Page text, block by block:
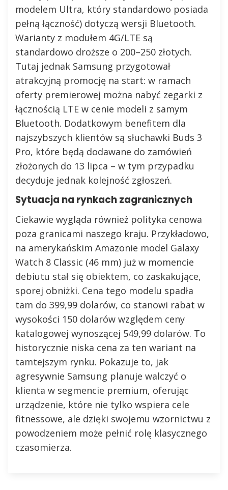
modelem Ultra, który standardowo posiada
pełną łączność) dotyczą wersji Bluetooth.
Warianty z modułem 4G/LTE są
standardowo droższe o 200–250 złotych.
Tutaj jednak Samsung przygotował
atrakcyjną promocję na start: w ramach
oferty premierowej można nabyć zegarki z
łącznością LTE w cenie modeli z samym
Bluetooth. Dodatkowym benefitem dla
najszybszych klientów są słuchawki Buds 3
Pro, które będą dodawane do zamówień
złożonych do 13 lipca – w tym przypadku
decyduje jednak kolejność zgłoszeń.
Sytuacja na rynkach zagranicznych
Ciekawie wygląda również polityka cenowa
poza granicami naszego kraju. Przykładowo,
na amerykańskim Amazonie model Galaxy
Watch 8 Classic (46 mm) już w momencie
debiutu stał się obiektem, co zaskakujące,
sporej obniżki. Cena tego modelu spadła
tam do 399,99 dolarów, co stanowi rabat w
wysokości 150 dolarów względem ceny
katalogowej wynoszącej 549,99 dolarów. To
historycznie niska cena za ten wariant na
tamtejszym rynku. Pokazuje to, jak
agresywnie Samsung planuje walczyć o
klienta w segmencie premium, oferując
urządzenie, które nie tylko wspiera cele
fitnessowe, ale dzięki swojemu wzornictwu z
powodzeniem może pełnić rolę klasycznego
czasomierza.